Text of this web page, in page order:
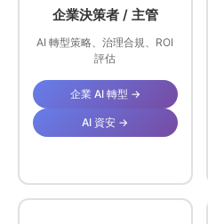
企業決策者 / 主管
AI 轉型策略、治理合規、ROI
評估
企業 AI 轉型 →
AI 資安 →